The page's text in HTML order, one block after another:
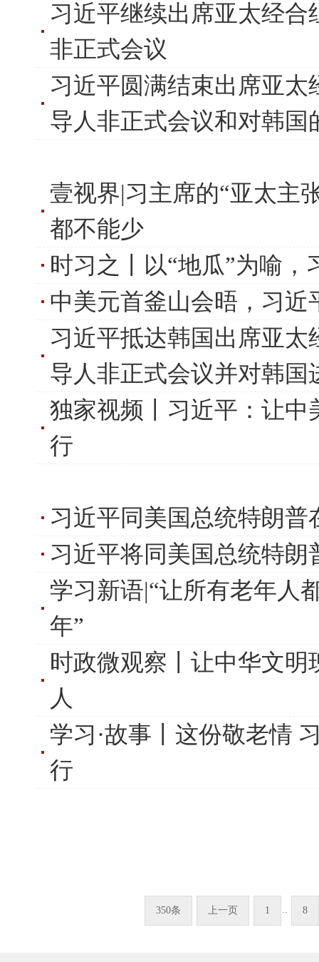
习近平继续出席亚太经
非正式会议
习近平圆满结束出席亚
导人非正式会议和对韩国
壹视界|习主席的“亚太主
都不能少
时习之丨以“地瓜”为喻
中美元首釜山会晤，习近
习近平抵达韩国出席亚
导人非正式会议并对韩国
独家视频丨习近平：让中
行
习近平同美国总统特朗普
习近平将同美国总统特朗
学习新语|“让所有老年人
年”
时政微观察丨让中华文
人
学习·故事丨这份敬老情
行
350条 上一页 1 .. 8